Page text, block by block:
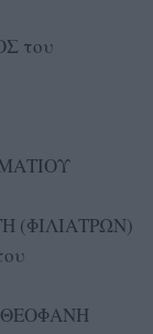
του
(ΦΙΛΙΑΤΡΩΝ)